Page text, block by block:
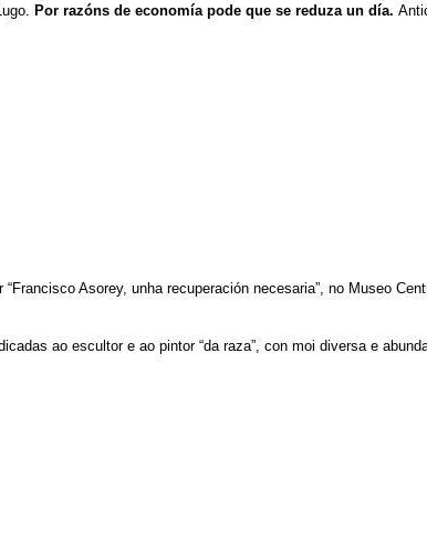
Por razóns de economía pode que se reduza un día.
Asorey, unha recuperación necesaria”, no Museo
ao escultor e ao pintor “da raza”, con moi diversa e